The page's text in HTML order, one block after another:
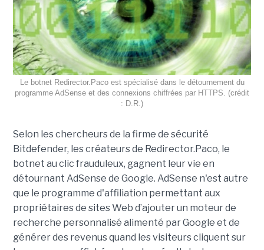
Le botnet Redirector.Paco est spécialisé dans le détournement du
programme AdSense et des connexions chiffrées par HTTPS. (crédit
: D.R.)
Selon les chercheurs de la firme de sécurité
Bitdefender, les créateurs de Redirector.Paco, le
botnet au clic frauduleux, gagnent leur vie en
détournant AdSense de Google. AdSense n'est autre
que le programme d'affiliation permettant aux
propriétaires de sites Web d’ajouter un moteur de
recherche personnalisé alimenté par Google et de
générer des revenus quand les visiteurs cliquent sur